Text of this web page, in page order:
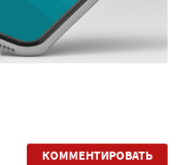
КОММЕНТИРОВАТЬ